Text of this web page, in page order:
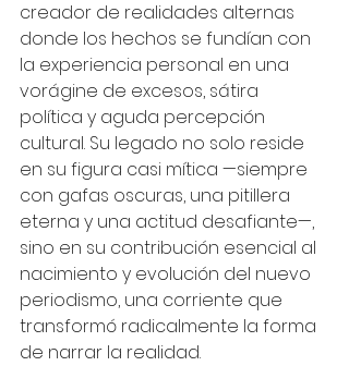
creador de realidades alternas
donde los hechos se fundían con
la experiencia personal en una
vorágine de excesos, sátira
política y aguda percepción
cultural. Su legado no solo reside
en su figura casi mítica —siempre
con gafas oscuras, una pitillera
eterna y una actitud desafiante—,
sino en su contribución esencial al
nacimiento y evolución del nuevo
periodismo, una corriente que
transformó radicalmente la forma
de narrar la realidad.